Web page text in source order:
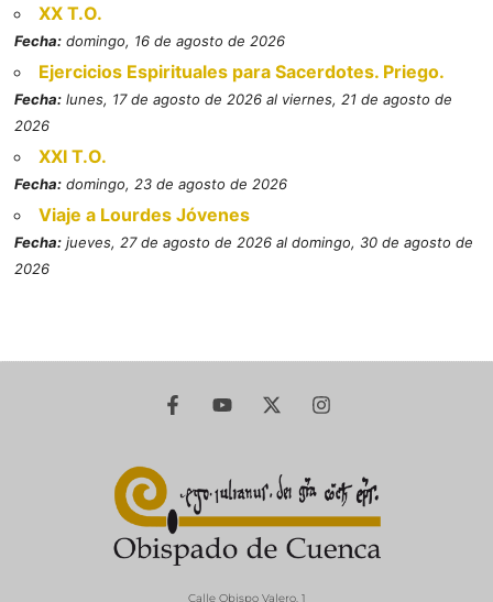
XX T.O.
Fecha: domingo, 16 de agosto de 2026
Ejercicios Espirituales para Sacerdotes. Priego.
Fecha: lunes, 17 de agosto de 2026 al viernes, 21 de agosto de
2026
XXI T.O.
Fecha: domingo, 23 de agosto de 2026
Viaje a Lourdes Jóvenes
Fecha: jueves, 27 de agosto de 2026 al domingo, 30 de agosto de
2026
Calle Obispo Valero, 1